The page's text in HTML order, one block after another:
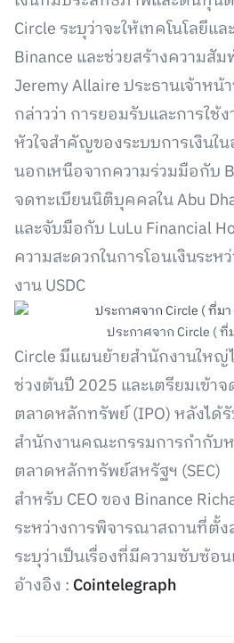
Circle ระบุว่าจะให้เทคโนโลยี
Binance และช่วยสร้างความสั
Jeremy Allaire ประธานเจ้าหน้
กล่าวว่า การยอมรับและการใช้
หัวใจสำคัญของระบบการเงินใ
นอกเหนือจากความร่วมมือกับ
จดทะเบียนนิติบุคคลใน Abu
และจับมือกับ LuLu Financial
ความสะดวกในการโอนเงินระห
งาน USDC
ประกาศจาก Circle ( ที่
Circle มีแผนย้ายสำนักงานใหญ่
ช่วงต้นปี 2025 และเตรียมเข้า
ตลาดหลักทรัพย์ (IPO) หลังได้
สำนักงานคณะกรรมการกำกับ
ตลาดหลักทรัพย์สหรัฐฯ (SEC)
สำหรับ CEO ของ Binance
ระหว่างการพิจารณาสถานที่ตั้
ระบุว่าเป็นเรื่องที่มีความซับซ้อน
อ้างอิง : Cointelegraph